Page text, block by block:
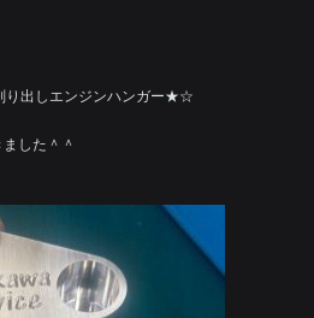
り出しエンジンハンガー★☆
した＾＾